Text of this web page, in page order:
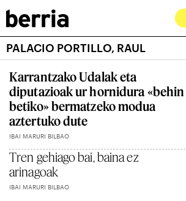
PALACIO PORTILLO, RAUL
Karrantzako Udalak eta
diputazioak ur hornidura «behin
betiko» bermatzeko modua
aztertuko dute
IBAI MARURI BILBAO
Tren gehiago bai, baina ez
arinagoak
IBAI MARURI BILBAO